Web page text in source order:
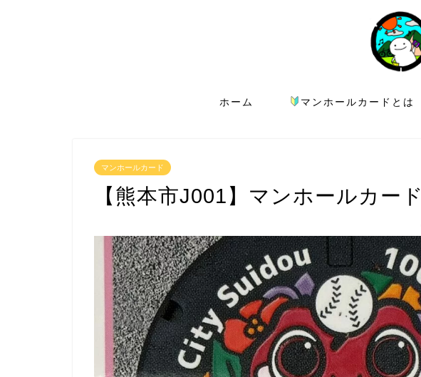
ホーム マンホールカードとは
マンホールカード
【熊本市J001】マンホールカード